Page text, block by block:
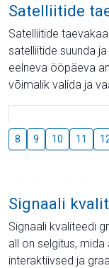
Satelliitide
Satelliitide
satelliitide suunda
eelneva ööpäeva
võimalik valida ja
8 9 10 11
Signaali
Signaali kvaliteedi
all on selgitus,
interaktiivsed ja